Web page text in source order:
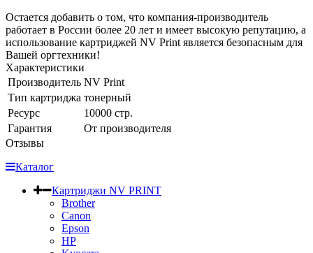
Остается добавить о том, что компания-производитель
работает в России более 20 лет и имеет высокую репутацию, а
использование картриджей NV Print является безопасным для
Вашей оргтехники!
Характеристики
Производитель NV Print
Тип картриджа тонерный
Ресурс
10000 стр.
Гарантия
От производителя
Отзывы
Каталог
Картриджи NV PRINT
Brother
Canon
Epson
HP